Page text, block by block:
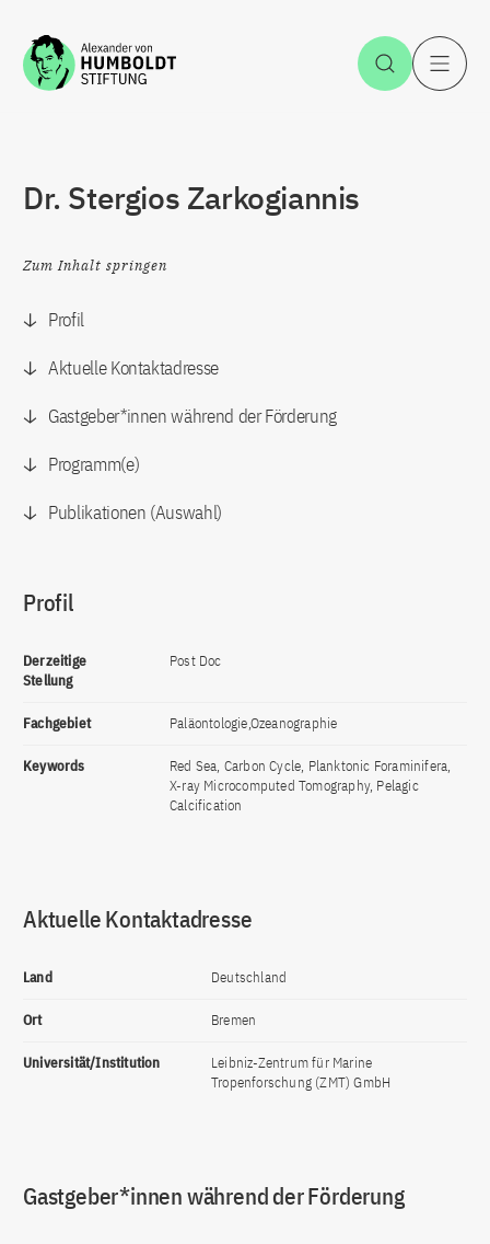
Zum Inhalt springen Suche
Dr. Stergios Zarkogiannis
Zum Inhalt springen
Profil
Aktuelle Kontaktadresse
Gastgeber*innen während der Förderung
Programm(e)
Publikationen (Auswahl)
Profil
Derzeitige
Stellung
Post Doc
Fachgebiet Paläontologie,Ozeanographie
Keywords
Red Sea, Carbon Cycle, Planktonic Foraminifera,
X-ray Microcomputed Tomography, Pelagic
Calcification
Aktuelle Kontaktadresse
Land Deutschland
Ort Bremen
Universität/Institution
Leibniz-Zentrum für Marine
Tropenforschung (ZMT) GmbH
Gastgeber*innen während der Förderung